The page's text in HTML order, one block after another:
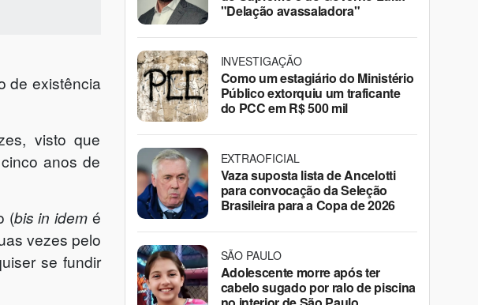
de existência
visto que
anos de
(bis in idemé
vezes pelo
se fundir
"Delação avassaladora"
INVESTIGAÇÃO
Como um estagiário do Ministério
Público extorquiu um traficante
do PCC em R$ 500 mil
EXTRAOFICIAL
Vaza suposta lista de Ancelotti
para convocação da Seleção
Brasileira para a Copa de 2026
SÃO PAULO
Adolescente morre após ter
cabelo sugado por ralo de piscina